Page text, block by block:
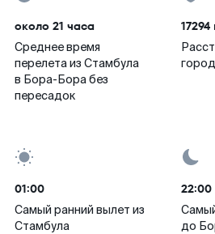
около 21 часа
Среднее время
перелета из Стамбула
в Бора-Бора без
пересадок
01:00
Самый ранний вылет из
Стамбула
22:00
до